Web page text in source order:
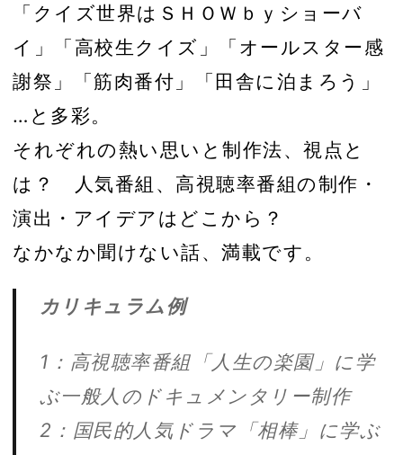
「クイズ世界はＳＨＯＷｂｙショーバ
イ」「高校生クイズ」「オールスター感
謝祭」「筋肉番付」「田舎に泊まろう」
…と多彩。
それぞれの熱い思いと制作法、視点と
は？ 人気番組、高視聴率番組の制作・
演出・アイデアはどこから？
なかなか聞けない話、満載です。
カリキュラム例
1：高視聴率番組「人生の楽園」に学
ぶ一般人のドキュメンタリー制作
2：国民的人気ドラマ「相棒」に学ぶ